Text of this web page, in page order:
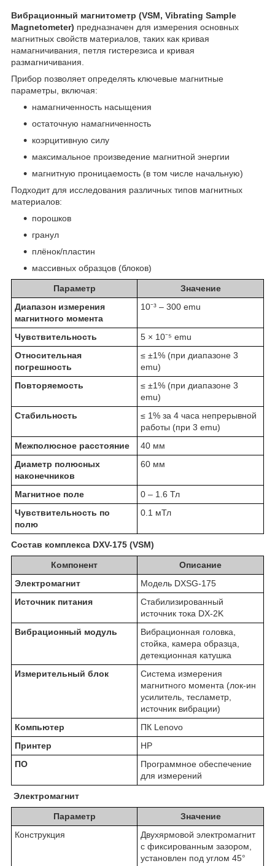
Вибрационный магнитометр (VSM, Vibrating Sample
Magnetometer) предназначен для измерения основных
магнитных свойств материалов, таких как кривая
намагничивания, петля гистерезиса и кривая
размагничивания.
Прибор позволяет определять ключевые магнитные
параметры, включая:
намагниченность насыщения
остаточную намагниченность
коэрцитивную силу
максимальное произведение магнитной энергии
магнитную проницаемость (в том числе начальную)
Подходит для исследования различных типов магнитных
материалов:
порошков
гранул
плёнок/пластин
массивных образцов (блоков)
Параметр
Значение
Диапазон измерения
магнитного момента
10⁻³ – 300 emu
Чувствительность
5 × 10⁻⁵ emu
Относительная
погрешность
≤ ±1% (при диапазоне 3
emu)
Повторяемость
≤ ±1% (при диапазоне 3
emu)
Стабильность
≤ 1% за 4 часа непрерывной
работы (при 3 emu)
Межполюсное расстояние
40 мм
Диаметр полюсных
наконечников
60 мм
Магнитное поле
0 – 1.6 Тл
Чувствительность по
полю
0.1 мТл
Состав комплекса DXV-175 (VSM)
Компонент
Описание
Электромагнит
Модель DXSG-175
Источник питания
Стабилизированный
источник тока DX-2K
Вибрационный модуль
Вибрационная головка,
стойка, камера образца,
детекционная катушка
Измерительный блок
Система измерения
магнитного момента (лок-ин
усилитель, тесламетр,
источник вибрации)
Компьютер
ПК Lenovo
Принтер
HP
ПО
Программное обеспечение
для измерений
Электромагнит
Параметр
Значение
Конструкция
Двухярмовой электромагнит
с фиксированным зазором,
установлен под углом 45°